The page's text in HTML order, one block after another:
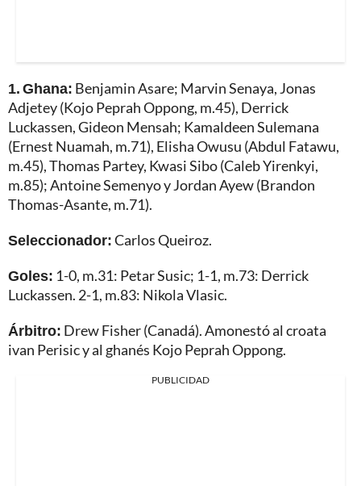
1. Ghana: Benjamin Asare; Marvin Senaya, Jonas
Adjetey (Kojo Peprah Oppong, m.45), Derrick
Luckassen, Gideon Mensah; Kamaldeen Sulemana
(Ernest Nuamah, m.71), Elisha Owusu (Abdul Fatawu,
m.45), Thomas Partey, Kwasi Sibo (Caleb Yirenkyi,
m.85); Antoine Semenyo y Jordan Ayew (Brandon
Thomas-Asante, m.71).
Seleccionador:Carlos Queiroz.
Goles: 1-0, m.31: Petar Susic; 1-1, m.73: Derrick
Luckassen. 2-1, m.83: Nikola Vlasic.
Árbitro: Drew Fisher (Canadá). Amonestó al croata
ivan Perisic y al ghanés Kojo Peprah Oppong.
PUBLICIDAD